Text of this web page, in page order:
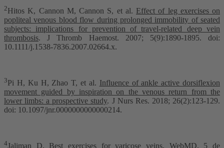
2Hitos K, Cannon M, Cannon S, et al. Effect of leg exercises on
popliteal venous blood flow during prolonged immobility of seated
subjects: implications for prevention of travel-related deep vein
thrombosis.J Thromb Haemost. 2007; 5(9):1890-1895. doi:
10.1111/j.1538-7836.2007.02664.x.
3Pi H, Ku H, Zhao T, et al. Influence of ankle active dorsiflexion
movement guided by inspiration on the venous return from the
lower limbs: a prospective study. J Nurs Res. 2018; 26(2):123-129.
doi: 10.1097/jnr.0000000000000214.
4Jaliman D. Best exercises for varicose veins. WebMD. 5 de